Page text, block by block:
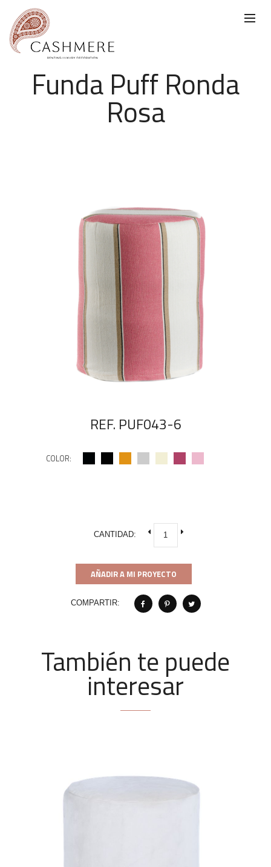
Funda Puff Ronda
Rosa
REF. PUF043-6
COLOR:
CANTIDAD:
AÑADIR A MI PROYECTO
COMPARTIR:
También te puede
interesar